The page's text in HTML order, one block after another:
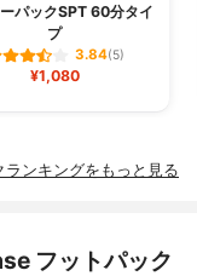
パックSPT 60分タイ
プ
3.84(5)
¥1,080
ランキングをもっと見る
フットパック